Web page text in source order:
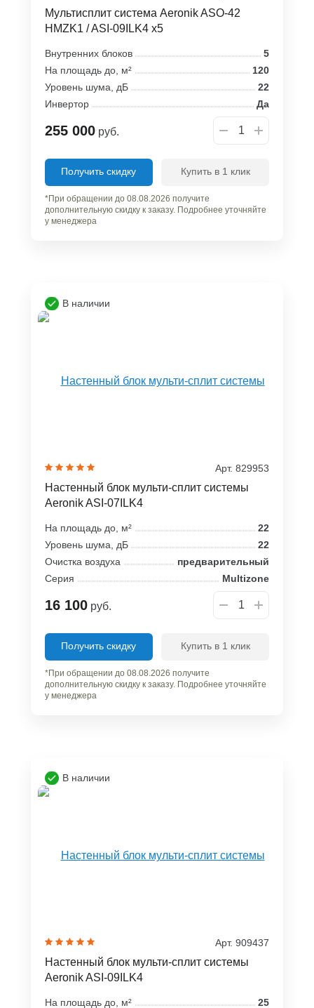
Мультисплит система Aeronik ASO-42
HMZK1 / ASI-09ILK4 x5
Внутренних блоков
5
На площадь до, м²
120
Уровень шума, дБ
22
Инвертор
Да
255 000 руб.
Получить скидку Купить в 1 клик
*При обращении до 08.08.2026 получите
дополнительную скидку к заказу. Подробнее уточняйте
у менеджера
В наличии
Арт. 829953
Настенный блок мульти-сплит системы
Aeronik ASI-07ILK4
На площадь до, м²
22
Уровень шума, дБ
22
Очистка воздуха
предварительный
Серия
Multizone
16 100 руб.
Получить скидку Купить в 1 клик
*При обращении до 08.08.2026 получите
дополнительную скидку к заказу. Подробнее уточняйте
у менеджера
В наличии
Арт. 909437
Настенный блок мульти-сплит системы
Aeronik ASI-09ILK4
На площадь до, м² 25